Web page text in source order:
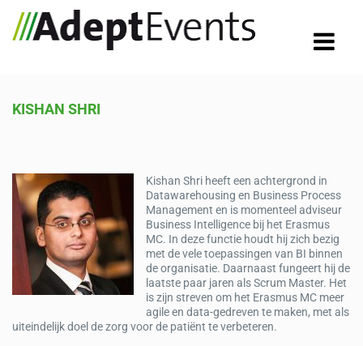
KISHAN SHRI
Kishan Shri heeft een achtergrond in
Datawarehousing en Business Process
Management en is momenteel adviseur
Business Intelligence bij het Erasmus
MC. In deze functie houdt hij zich bezig
met de vele toepassingen van BI binnen
de organisatie. Daarnaast fungeert hij de
laatste paar jaren als Scrum Master. Het
is zijn streven om het Erasmus MC meer
agile en data-gedreven te maken, met als
uiteindelijk doel de zorg voor de patiënt te verbeteren.